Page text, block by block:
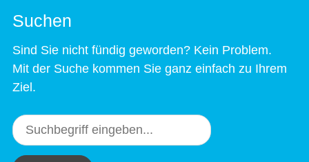
Suchen
Sind Sie nicht fündig geworden? Kein Problem.
Mit der Suche kommen Sie ganz einfach zu Ihrem
Ziel.